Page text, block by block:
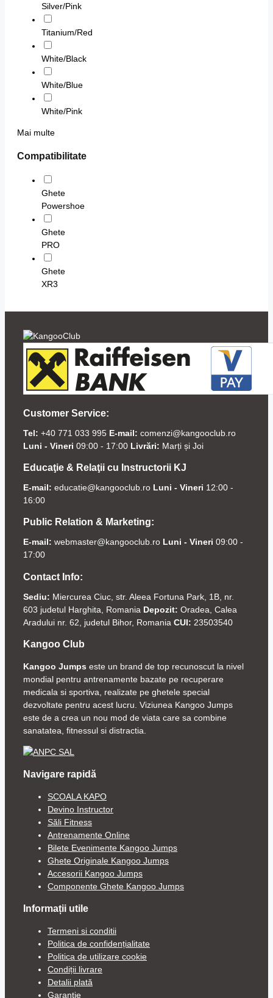
Silver/Pink
Titanium/Red
White/Black
White/Blue
White/Pink
Mai multe
Compatibilitate
Ghete
Powershoe
Ghete
PRO
Ghete
XR3
Customer Service:
Tel: +40 771 033 995 E-mail: comenzi@kangooclub.ro
Luni - Vineri 09:00 - 17:00 Livrări: Marți și Joi
Educaţie & Relaţii cu Instructorii KJ
E-mail: educatie@kangooclub.ro Luni - Vineri 12:00 -
16:00
Public Relation & Marketing:
E-mail: webmaster@kangooclub.ro Luni - Vineri 09:00 -
17:00
Contact Info:
Sediu: Miercurea Ciuc, str. Aleea Fortuna Park, 1B, nr.
603 judetul Harghita, Romania Depozit: Oradea, Calea
Aradului nr. 62, judetul Bihor, Romania CUI: 23503540
Kangoo Club
Kangoo Jumps este un brand de top recunoscut la nivel
mondial pentru antrenamente bazate pe recuperare
medicala si sportiva, realizate pe ghetele special
dezvoltate pentru acest lucru. Viziunea Kangoo Jumps
este de a crea un nou mod de viata care sa combine
sanatatea, fitnessul si distractia.
Navigare rapidă
SCOALA KAPO
Devino Instructor
Săli Fitness
Antrenamente Online
Bilete Evenimente Kangoo Jumps
Ghete Originale Kangoo Jumps
Accesorii Kangoo Jumps
Componente Ghete Kangoo Jumps
Informații utile
Termeni si conditii
Politica de confidențialitate
Politica de utilizare cookie
Condiții livrare
Detalii plată
Garanție